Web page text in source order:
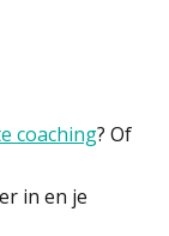
coaching? Of
in en je